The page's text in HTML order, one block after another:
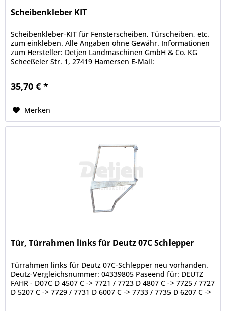
Scheibenkleber KIT
Scheibenkleber-KIT für Fensterscheiben, Türscheiben, etc.
zum einkleben. Alle Angaben ohne Gewähr. Informationen
zum Hersteller: Detjen Landmaschinen GmbH & Co. KG
Scheeßeler Str. 1, 27419 Hamersen E-Mail:
35,70 € *
Merken
Tür, Türrahmen links für Deutz 07C Schlepper
Türrahmen links für Deutz 07C-Schlepper neu vorhanden.
Deutz-Vergleichsnummer: 04339805 Paseend für: DEUTZ
FAHR - D07C D 4507 C -> 7721 / 7723 D 4807 C -> 7725 / 7727
D 5207 C -> 7729 / 7731 D 6007 C -> 7733 / 7735 D 6207 C ->